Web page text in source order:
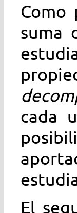
Como
suma
cada
El